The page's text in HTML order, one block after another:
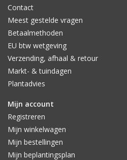
Contact
Meest gestelde vragen
Betaalmethoden
EU btw wetgeving
Verzending, afhaal & retour
Markt- & tuindagen
Plantadvies
Mijn account
Registreren
Mijn winkelwagen
Mijn bestellingen
Mijn beplantingsplan